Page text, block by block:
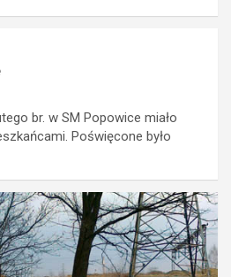
br. w SM Popowice miało
Poświęcone było